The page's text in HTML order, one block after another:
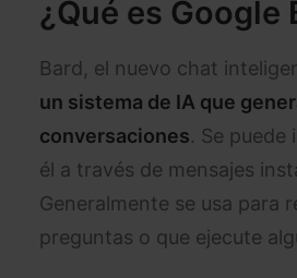
¿Qué es Google
Bard, el nuevo chat
un sistema de IA que
conversaciones. Se puede
él a través de mensajes
Generalmente se usa para
preguntas o que ejecute